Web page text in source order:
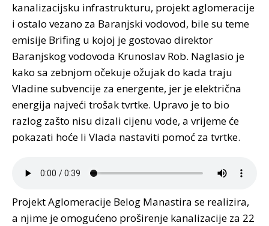
kanalizacijsku infrastrukturu, projekt aglomeracije
i ostalo vezano za Baranjski vodovod, bile su teme
emisije Brifing u kojoj je gostovao direktor
Baranjskog vodovoda Krunoslav Rob. Naglasio je
kako sa zebnjom očekuje ožujak do kada traju
Vladine subvencije za energente, jer je električna
energija najveći trošak tvrtke. Upravo je to bio
razlog zašto nisu dizali cijenu vode, a vrijeme će
pokazati hoće li Vlada nastaviti pomoć za tvrtke.
Projekt Aglomeracije Belog Manastira se realizira,
a njime je omogućeno proširenje kanalizacije za 22